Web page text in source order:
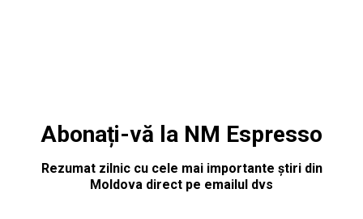
Abonați-vă la NM Espresso
Rezumat zilnic cu cele mai importante știri din
Moldova direct pe emailul dvs